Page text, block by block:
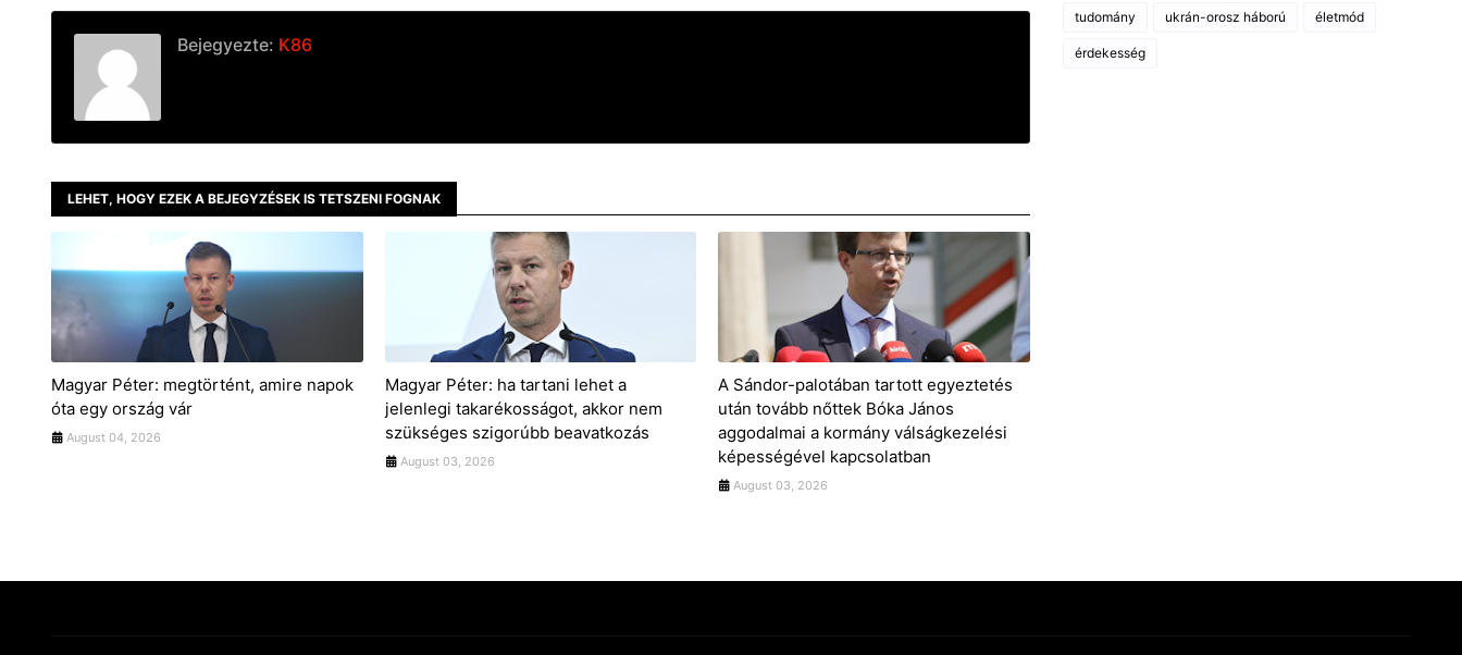
Bejegyezte: K86
LEHET, HOGY EZEK A BEJEGYZÉSEK IS TETSZENI FOGNAK
Magyar Péter: megtörtént, amire napok
óta egy ország vár
August 04, 2026
Magyar Péter: ha tartani lehet a
jelenlegi takarékosságot, akkor nem
szükséges szigorúbb beavatkozás
August 03, 2026
A Sándor-palotában tartott egyeztetés
után tovább nőttek Bóka János
aggodalmai a kormány válságkezelési
képességével kapcsolatban
August 03, 2026
tudomány ukrán-orosz háború életmód
érdekesség